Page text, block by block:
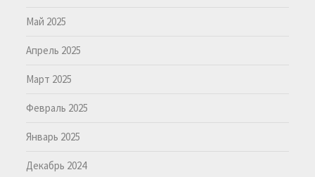
Май 2025
Апрель 2025
Март 2025
Февраль 2025
Январь 2025
Декабрь 2024